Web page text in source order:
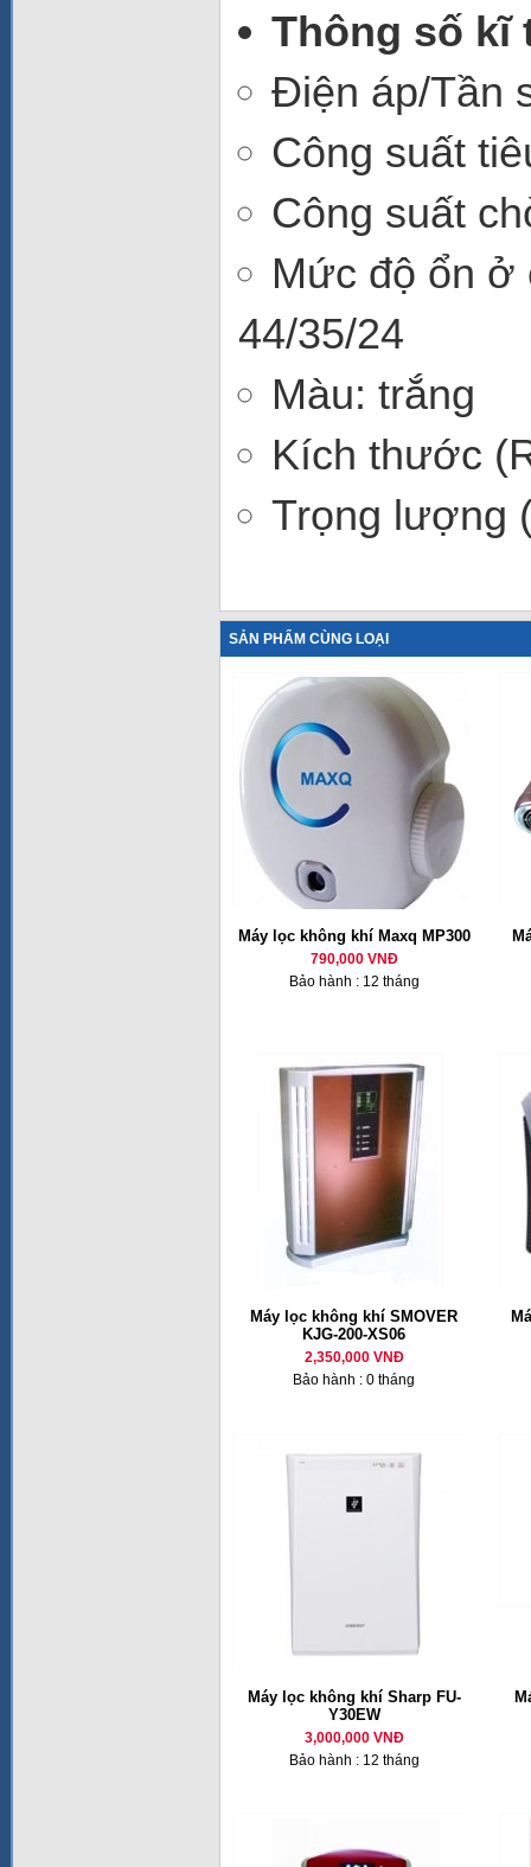
Thông số kĩ
Điện áp/Tần
Công suất
Công suất
Mức độ ổn ở
44/35/24
Màu: trắng
Kích thước
Trọng lượng
SẢN PHẨM CÙNG LOẠI
Máy lọc không khí Maxq MP300
790,000 VNĐ
Bảo hành : 12 tháng
Máy lọc không khí SMOVER
KJG-200-XS06
2,350,000 VNĐ
Bảo hành : 0 tháng
Máy lọc không khí Sharp FU-
Y30EW
3,000,000 VNĐ
Bảo hành : 12 tháng